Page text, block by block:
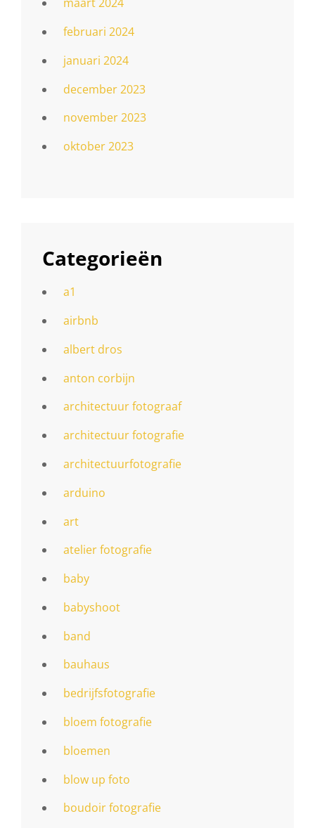
februari 2024
januari 2024
december 2023
november 2023
oktober 2023
Categorieën
a1
airbnb
albert dros
anton corbijn
architectuur fotograaf
architectuur fotografie
architectuurfotografie
arduino
art
atelier fotografie
baby
babyshoot
band
bauhaus
bedrijfsfotografie
bloem fotografie
bloemen
blow up foto
boudoir fotografie